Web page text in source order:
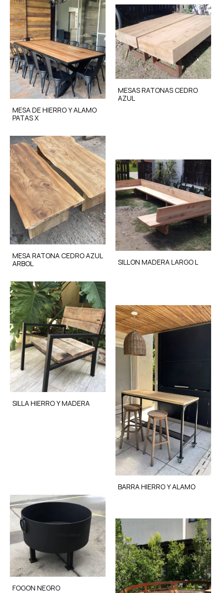
MESA DE HIERRO Y ALAMO
PATAS X
MESAS RATONAS CEDRO
AZUL
MESA RATONA CEDRO AZUL
ARBOL
SILLON MADERA LARGO L
SILLA HIERRO Y MADERA
BARRA HIERRO Y ALAMO
FOGON NEGRO